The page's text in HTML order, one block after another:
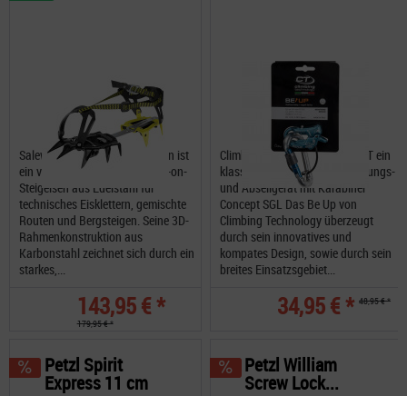
Salewa Alpinist Walk Steigeisen ist
ein vielseitiges, robustes Strap-on-
Steigeisen aus Edelstahl für
technisches Eisklettern, gemischte
Routen und Bergsteigen. Seine 3D-
Rahmenkonstruktion aus
Karbonstahl zeichnet sich durch ein
starkes,...
143,95 € *
179,95 € *
Climbing Technology Be Up KIT ein
klassisches Mehrzweck-Sicherungs-
und Abseilgerät mit Karabiner
Concept SGL Das Be Up von
Climbing Technology überzeugt
durch sein innovatives und
kompates Design, sowie durch sein
breites Einsatzsgebiet...
34,95 € * 48,95 € *
Petzl Spirit
Express 11 cm
Petzl William
Screw Lock...